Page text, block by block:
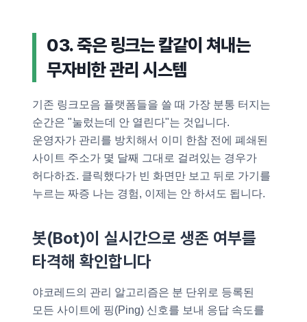
03. 죽은 링크는 칼같이 쳐내는
무자비한 관리 시스템
기존 링크모음 플랫폼들을 쓸 때 가장 분통 터지는
순간은 "눌렀는데 안 열린다"는 것입니다.
운영자가 관리를 방치해서 이미 한참 전에 폐쇄된
사이트 주소가 몇 달째 그대로 걸려있는 경우가
허다하죠. 클릭했다가 빈 화면만 보고 뒤로 가기를
누르는 짜증 나는 경험, 이제는 안 하셔도 됩니다.
봇(Bot)이 실시간으로 생존 여부를
타격해 확인합니다
야코레드의 관리 알고리즘은 분 단위로 등록된
모든 사이트에 핑(Ping) 신호를 보내 응답 속도를